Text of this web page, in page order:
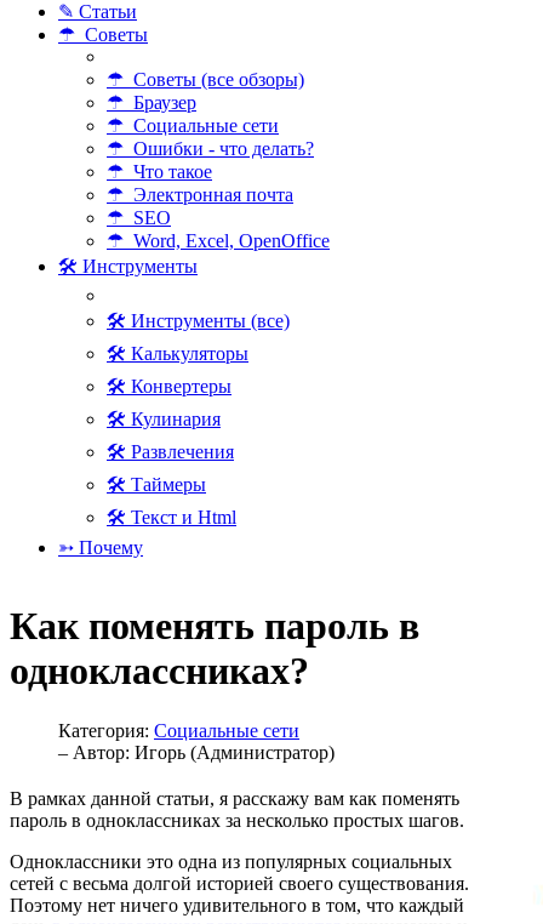
✎ Статьи
☂ Советы
☂ Советы (все обзоры)
☂ Браузер
☂ Социальные сети
☂ Ошибки - что делать?
☂ Что такое
☂ Электронная почта
☂ SEO
☂ Word, Excel, OpenOffice
🛠 Инструменты
🛠 Инструменты (все)
🛠 Калькуляторы
🛠 Конвертеры
🛠 Кулинария
🛠 Развлечения
🛠 Таймеры
🛠 Текст и Html
➳ Почему
Как поменять пароль в
одноклассниках?
Категория: Социальные сети
– Автор: Игорь (Администратор)
В рамках данной статьи, я расскажу вам как поменять
пароль в одноклассниках за несколько простых шагов.
Одноклассники это одна из популярных социальных
сетей с весьма долгой историей своего существования.
Поэтому нет ничего удивительного в том, что каждый